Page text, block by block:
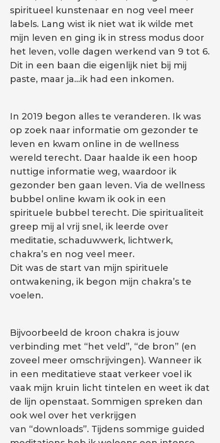
spiritueel kunstenaar en nog veel meer
labels. Lang wist ik niet wat ik wilde met
mijn leven en ging ik in stress modus door
het leven, volle dagen werkend van 9 tot 6.
Dit in een baan die eigenlijk niet bij mij
paste, maar ja…ik had een inkomen.
In 2019 begon alles te veranderen. Ik was
op zoek naar informatie om gezonder te
leven en kwam online in de wellness
wereld terecht. Daar haalde ik een hoop
nuttige informatie weg, waardoor ik
gezonder ben gaan leven. Via de wellness
bubbel online kwam ik ook in een
spirituele bubbel terecht. Die spiritualiteit
greep mij al vrij snel, ik leerde over
meditatie, schaduwwerk, lichtwerk,
chakra’s en nog veel meer.
Dit was de start van mijn spirituele
ontwakening, ik begon mijn chakra’s te
voelen.
Bijvoorbeeld de kroon chakra is jouw
verbinding met “het veld”, “de bron” (en
zoveel meer omschrijvingen). Wanneer ik
in een meditatieve staat verkeer voel ik
vaak mijn kruin licht tintelen en weet ik dat
de lijn openstaat. Sommigen spreken dan
ook wel over het verkrijgen
van “downloads”. Tijdens sommige guided